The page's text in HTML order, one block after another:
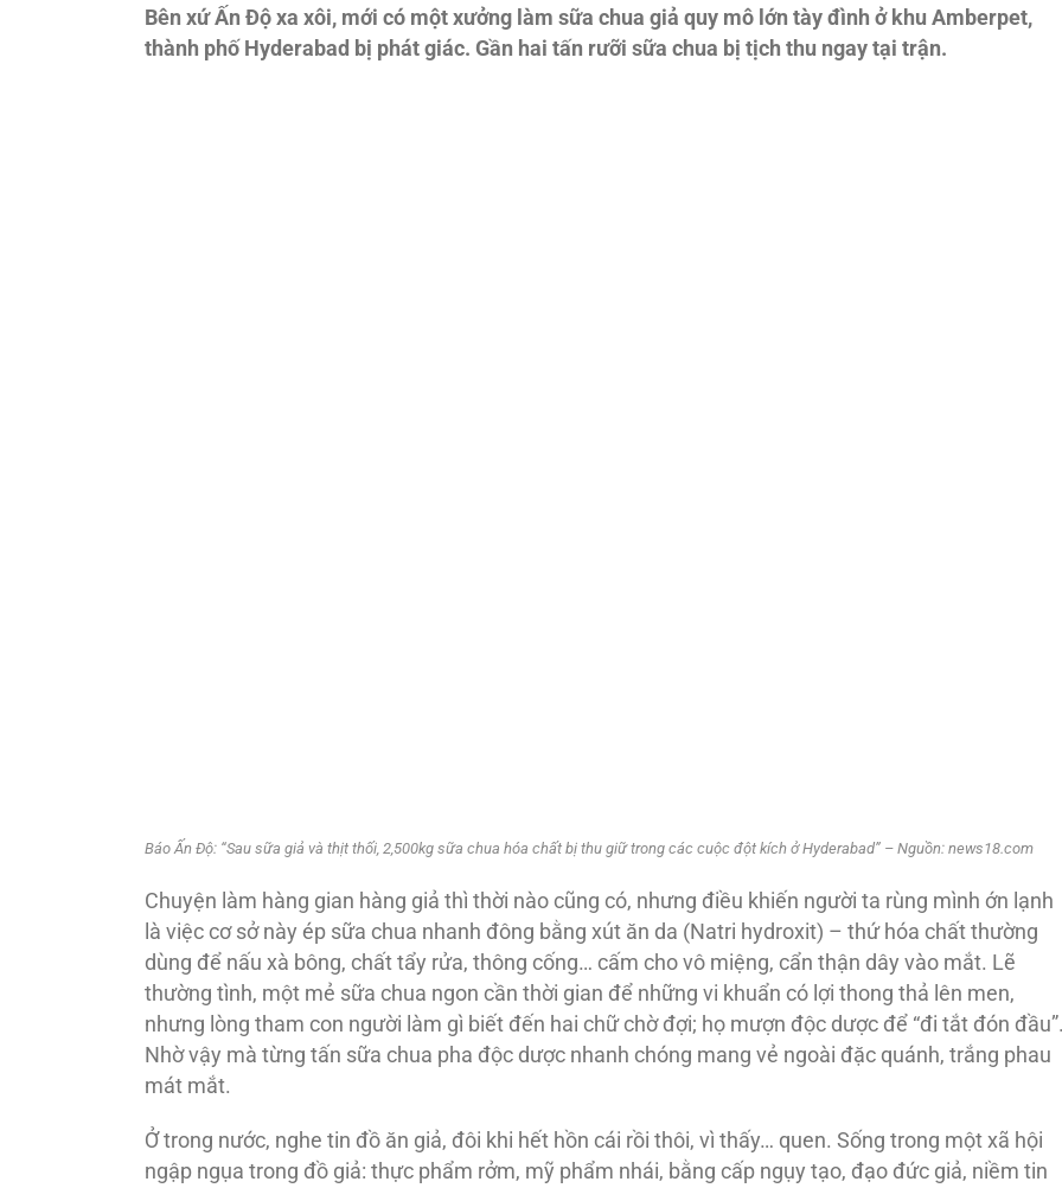
Bên xứ Ấn Độ xa xôi, mới có một xưởng làm sữa chua giả quy mô lớn tày đình ở khu Amberpet,
thành phố Hyderabad bị phát giác. Gần hai tấn rưỡi sữa chua bị tịch thu ngay tại trận.
Báo Ấn Độ: “Sau sữa giả và thịt thối, 2,500kg sữa chua hóa chất bị thu giữ trong các cuộc đột kích ở Hyderabad” – Nguồn: news18.com
Chuyện làm hàng gian hàng giả thì thời nào cũng có, nhưng điều khiến người ta rùng mình ớn lạnh
là việc cơ sở này ép sữa chua nhanh đông bằng xút ăn da (Natri hydroxit) – thứ hóa chất thường
dùng để nấu xà bông, chất tẩy rửa, thông cống… cấm cho vô miệng, cẩn thận dây vào mắt. Lẽ
thường tình, một mẻ sữa chua ngon cần thời gian để những vi khuẩn có lợi thong thả lên men,
nhưng lòng tham con người làm gì biết đến hai chữ chờ đợi; họ mượn độc dược để “đi tắt đón đầu”.
Nhờ vậy mà từng tấn sữa chua pha độc dược nhanh chóng mang vẻ ngoài đặc quánh, trắng phau
mát mắt.
Ở trong nước, nghe tin đồ ăn giả, đôi khi hết hồn cái rồi thôi, vì thấy… quen. Sống trong một xã hội
ngập ngụa trong đồ giả: thực phẩm rởm, mỹ phẩm nhái, bằng cấp ngụy tạo, đạo đức giả, niềm tin